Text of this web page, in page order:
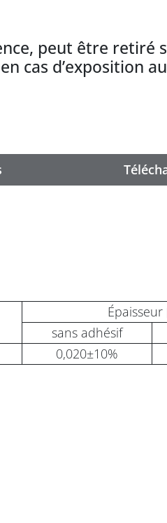
peut être retiré
cas d’exposition
sans adhésif
0,020±10%